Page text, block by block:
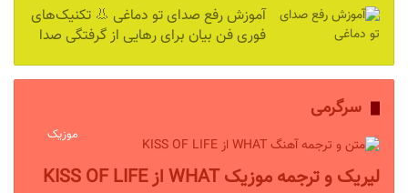
آموزش رفع صدای تو دماغی 👃 تکنیک‌های
فوری فن بیان برای رهایی از گرفتگی صدا
سرگرمی
موزیک
لیریک و ترجمه موزیک WHAT از KISS OF LIFE